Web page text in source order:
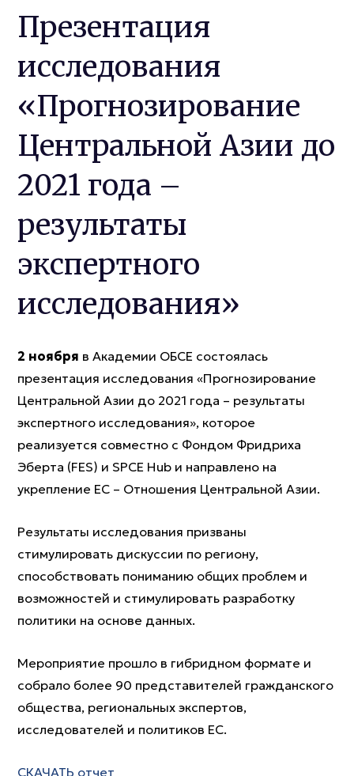
Презентация
исследования
«Прогнозирование
Центральной Азии до
2021 года –
результаты
экспертного
исследования»
2 ноября в Академии ОБСЕ состоялась
презентация исследования «Прогнозирование
Центральной Азии до 2021 года – результаты
экспертного исследования», которое
реализуется совместно с Фондом Фридриха
Эберта (FES) и SPCE Hub и направлено на
укрепление ЕС – Отношения Центральной Азии.
Результаты исследования призваны
стимулировать дискуссии по региону,
способствовать пониманию общих проблем и
возможностей и стимулировать разработку
политики на основе данных.
Мероприятие прошло в гибридном формате и
собрало более 90 представителей гражданского
общества, региональных экспертов,
исследователей и политиков ЕС.
СКАЧАТЬ отчет